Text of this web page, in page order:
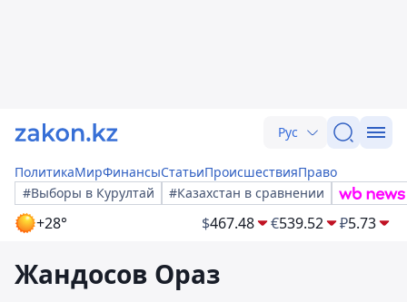
Рус
ПолитикаМирФинансыСтатьиПроисшествияПраво
#Выборы в Курултай
#Казахстан в сравнении
+28° $467.48 €539.52 ₽5.73
Жандосов Ораз